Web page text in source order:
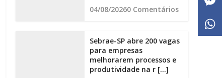
04/08/20260 Comentários
Sebrae-SP abre 200 vagas
para empresas
melhorarem processos e
produtividade na r [...]